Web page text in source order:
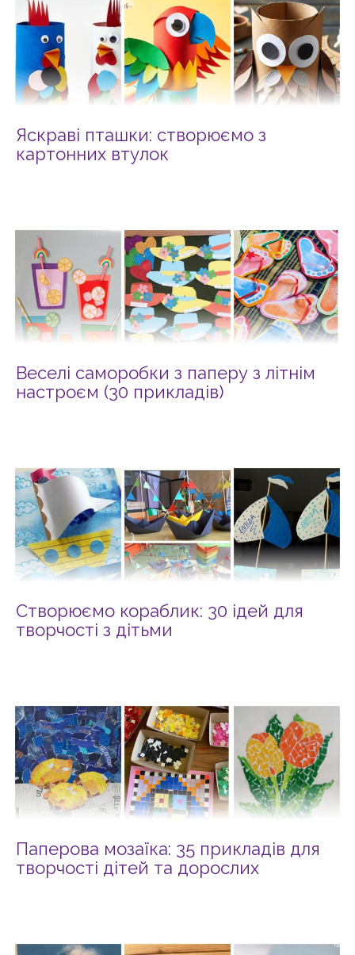
Яскраві пташки: створюємо з
картонних втулок
Веселі саморобки з паперу з літнім
настроєм (30 прикладів)
Створюємо кораблик: 30 ідей для
творчості з дітьми
Паперова мозаїка: 35 прикладів для
творчості дітей та дорослих